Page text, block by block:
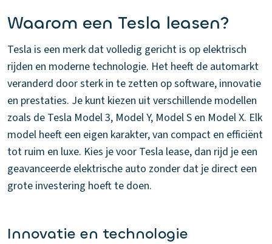
Waarom een Tesla leasen?
Tesla is een merk dat volledig gericht is op elektrisch
rijden en moderne technologie. Het heeft de automarkt
veranderd door sterk in te zetten op software, innovatie
en prestaties. Je kunt kiezen uit verschillende modellen
zoals de Tesla Model 3, Model Y, Model S en Model X. Elk
model heeft een eigen karakter, van compact en efficiënt
tot ruim en luxe. Kies je voor Tesla lease, dan rijd je een
geavanceerde elektrische auto zonder dat je direct een
grote investering hoeft te doen.
Innovatie en technologie